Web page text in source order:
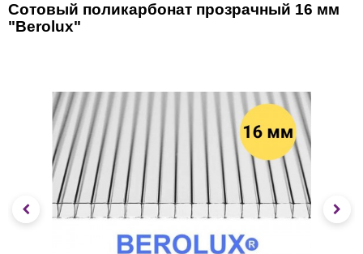
Сотовый поликарбонат прозрачный 16 мм
"Berolux"